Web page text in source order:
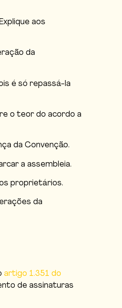
aos
da
é só repassá-la
o teor do acordo a
da Convenção.
a assembleia.
proprietários.
da
artigo 1.351 do
de assinaturas